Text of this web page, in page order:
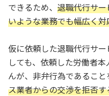
できるため、 退職代行サ
いような業務でも幅広く
仮に依頼した退職代行サ
しても、依頼した労働者
んが、非弁行為であること
ス業者からの交渉を拒否